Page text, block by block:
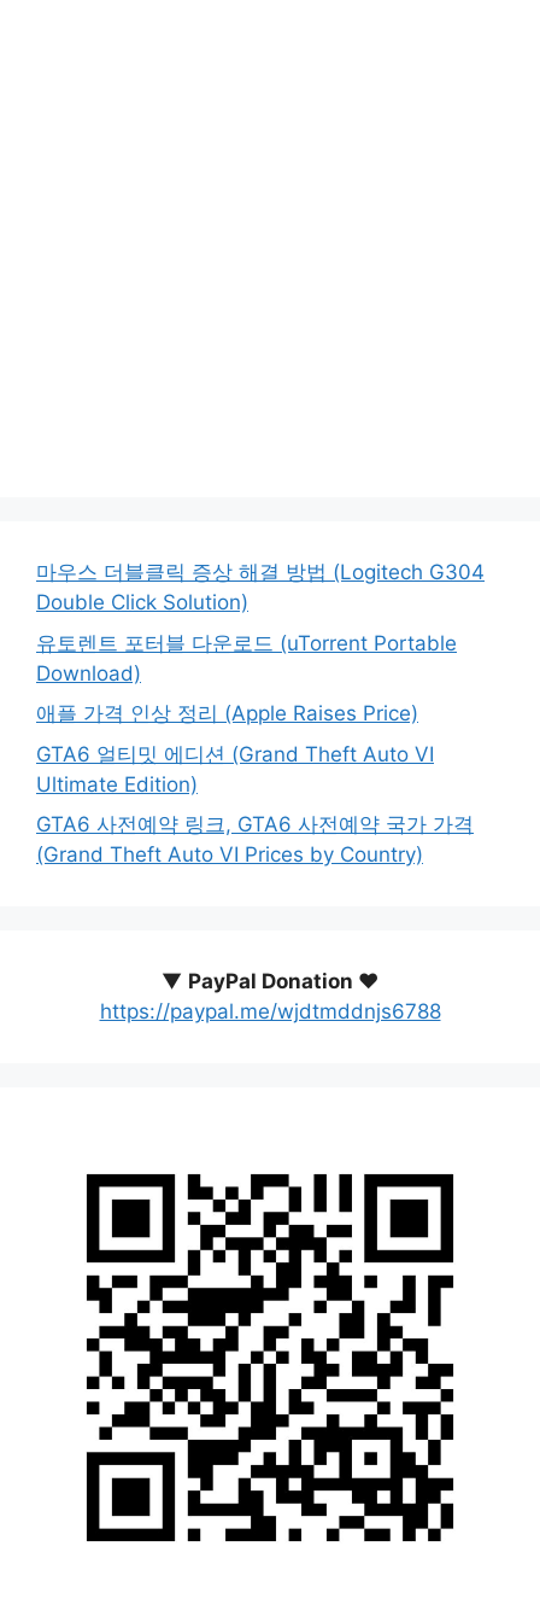
마우스 더블클릭 증상 해결 방법 (Logitech G304
Double Click Solution)
유토렌트 포터블 다운로드 (uTorrent Portable
Download)
애플 가격 인상 정리 (Apple Raises Price)
GTA6 얼티밋 에디션 (Grand Theft Auto VI
Ultimate Edition)
GTA6 사전예약 링크, GTA6 사전예약 국가 가격
(Grand Theft Auto VI Prices by Country)
▼ PayPal Donation ♥️
https://paypal.me/wjdtmddnjs6788